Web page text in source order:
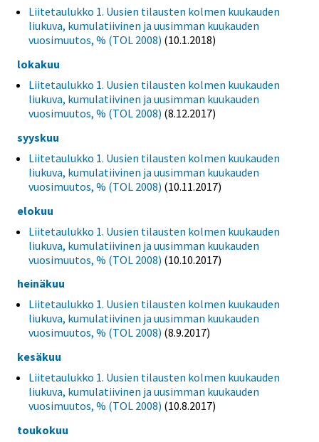
Liitetaulukko 1. Uusien tilausten kolmen kuukauden
liukuva, kumulatiivinen ja uusimman kuukauden
vuosimuutos, % (TOL 2008) (10.1.2018)
lokakuu
Liitetaulukko 1. Uusien tilausten kolmen kuukauden
liukuva, kumulatiivinen ja uusimman kuukauden
vuosimuutos, % (TOL 2008) (8.12.2017)
syyskuu
Liitetaulukko 1. Uusien tilausten kolmen kuukauden
liukuva, kumulatiivinen ja uusimman kuukauden
vuosimuutos, % (TOL 2008) (10.11.2017)
elokuu
Liitetaulukko 1. Uusien tilausten kolmen kuukauden
liukuva, kumulatiivinen ja uusimman kuukauden
vuosimuutos, % (TOL 2008) (10.10.2017)
heinäkuu
Liitetaulukko 1. Uusien tilausten kolmen kuukauden
liukuva, kumulatiivinen ja uusimman kuukauden
vuosimuutos, % (TOL 2008) (8.9.2017)
kesäkuu
Liitetaulukko 1. Uusien tilausten kolmen kuukauden
liukuva, kumulatiivinen ja uusimman kuukauden
vuosimuutos, % (TOL 2008) (10.8.2017)
toukokuu